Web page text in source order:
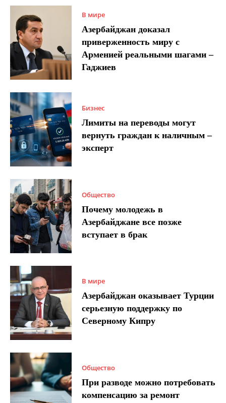
В мире
Азербайджан доказал
приверженность миру с
Арменией реальными шагами –
Гаджиев
Бизнес
Лимиты на переводы могут
вернуть граждан к наличным –
эксперт
Общество
Почему молодежь в
Азербайджане все позже
вступает в брак
В мире
Азербайджан оказывает Турции
серьезную поддержку по
Северному Кипру
Общество
При разводе можно потребовать
компенсацию за ремонт